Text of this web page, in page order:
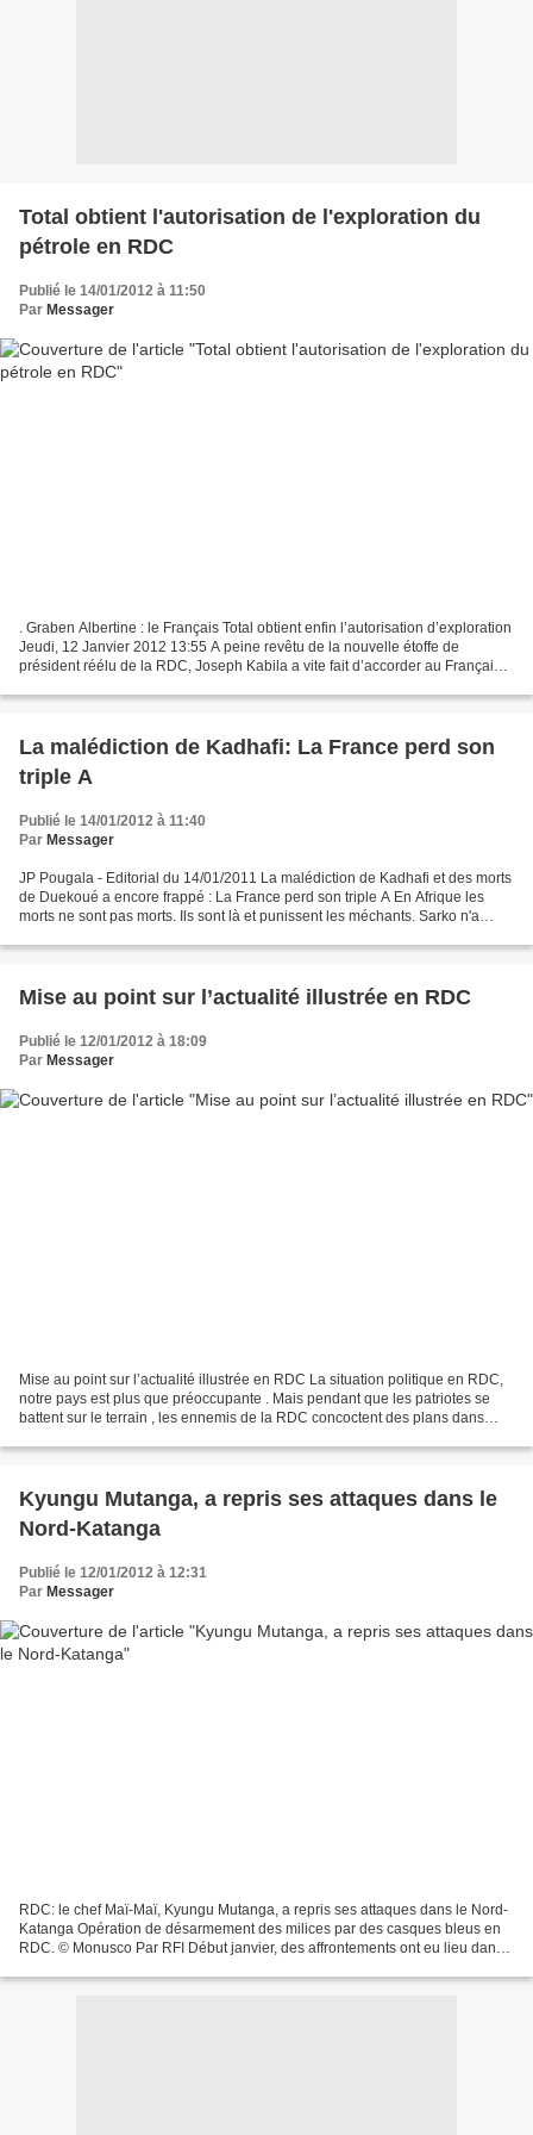
Total obtient l'autorisation de l'exploration du
pétrole en RDC
Publié le 14/01/2012 à 11:50
Par Messager
. Graben Albertine : le Français Total obtient enfin l’autorisation d’exploration
Jeudi, 12 Janvier 2012 13:55 A peine revêtu de la nouvelle étoffe de
président réélu de la RDC, Joseph Kabila a vite fait d’accorder au Français
La malédiction de Kadhafi: La France perd son
triple A
Publié le 14/01/2012 à 11:40
Par Messager
JP Pougala - Editorial du 14/01/2011 La malédiction de Kadhafi et des morts
de Duekoué a encore frappé : La France perd son triple A En Afrique les
morts ne sont pas morts. Ils sont là et punissent les méchants. Sarko n'a
Mise au point sur l’actualité illustrée en RDC
Publié le 12/01/2012 à 18:09
Par Messager
Mise au point sur l’actualité illustrée en RDC La situation politique en RDC,
notre pays est plus que préoccupante . Mais pendant que les patriotes se
battent sur le terrain , les ennemis de la RDC concoctent des plans dans
Kyungu Mutanga, a repris ses attaques dans le
Nord-Katanga
Publié le 12/01/2012 à 12:31
Par Messager
RDC: le chef Maï-Maï, Kyungu Mutanga, a repris ses attaques dans le Nord-
Katanga Opération de désarmement des milices par des casques bleus en
RDC. © Monusco Par RFI Début janvier, des affrontements ont eu lieu dans